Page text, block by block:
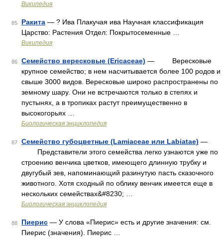
Википедия
85 Ракита — ? Ива Плакучая ива Научная классификация
Царство: Растения Отдел: Покрытосеменные …
Википедия
86 Семейство вересковые (Ericaceae) — Вересковые
крупное семейство; в нем насчитывается более 100 родов и
свыше 3000 видов. Вересковые широко распространены по
земному шару. Они не встречаются только в степях и
пустынях, а в тропиках растут преимущественно в
высокогорьях …
Биологическая энциклопедия
87 Семейство губоцветные (Lamiaceae или Labiatae) —
Представители этого семейства легко узнаются уже по
строению венчика цветков, имеющего длинную трубку и
двугубый зев, напоминающий разинутую пасть сказочного
животного. Хотя сходный по облику венчик имеется еще в
нескольких семействах&#8230; …
Биологическая энциклопедия
88 Пиерис — У слова «Пиерис» есть и другие значения: см.
Пиерис (значения). Пиерис …